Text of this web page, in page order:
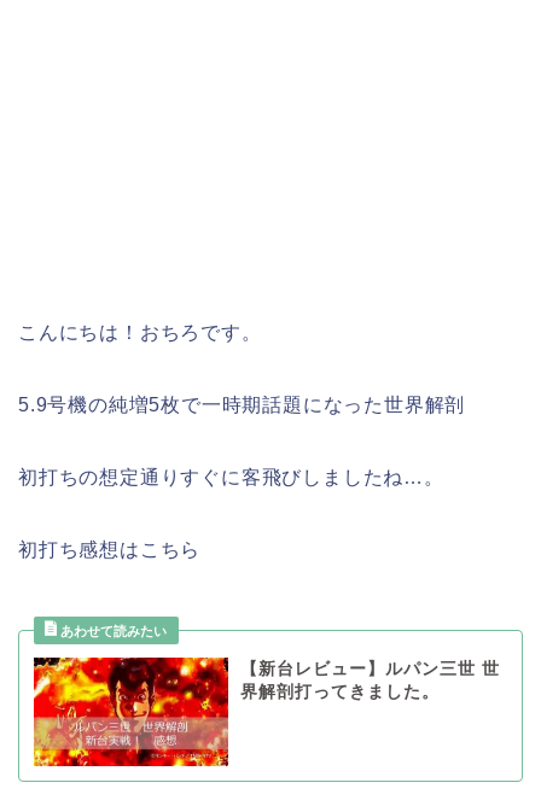
こんにちは！おちろです。
5.9号機の純増5枚で一時期話題になった世界解剖
初打ちの想定通りすぐに客飛びしましたね…。
初打ち感想はこちら
【新台レビュー】ルパン三世 世
界解剖打ってきました。